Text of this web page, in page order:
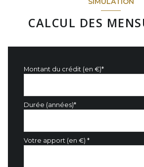
CALCUL DES
Montant du crédit (en €)*
Durée (années)*
Votre apport (en €) *